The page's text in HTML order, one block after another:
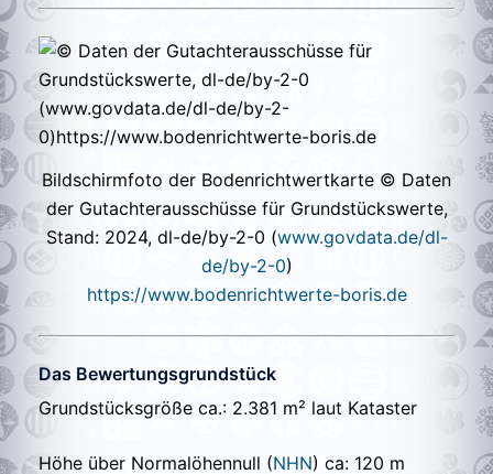
Bildschirmfoto der Bodenrichtwertkarte © Daten
der Gutachterausschüsse für Grundstückswerte,
Stand: 2024, dl-de/by-2-0 (www.govdata.de/dl-
de/by-2-0)
https://www.bodenrichtwerte-boris.de
Das Bewertungsgrundstück
Grundstücksgröße ca.: 2.381 m² laut Kataster
Höhe über Normalöhennull (NHN) ca: 120 m